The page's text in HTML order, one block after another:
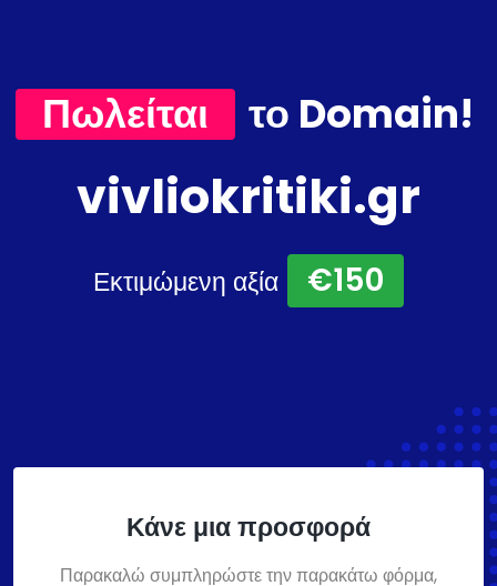
Πωλείται το Domain!
vivliokritiki.gr
Εκτιμώμενη αξία €150
Κάνε μια προσφορά
Παρακαλώ συμπληρώστε την παρακάτω φόρμα,